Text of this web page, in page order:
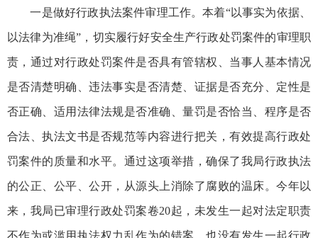
一是做好行政执法案件审理工作。本着“以事实为依据、
以法律为准绳”，切实履行好安全生产行政处罚案件的审理职
责，通过对行政处罚案件是否具有管辖权、当事人基本情况
是否清楚明确、违法事实是否清楚、证据是否充分、定性是
否正确、适用法律法规是否准确、量罚是否恰当、程序是否
合法、执法文书是否规范等内容进行把关，有效提高行政处
罚案件的质量和水平。通过这项举措，确保了我局行政执法
的公正、公平、公开，从源头上消除了腐败的温床。今年以
来，我局已审理行政处罚案卷20起，未发生一起对法定职责
不作为或滥用执法权力乱作为的错案，也没有发生一起行政